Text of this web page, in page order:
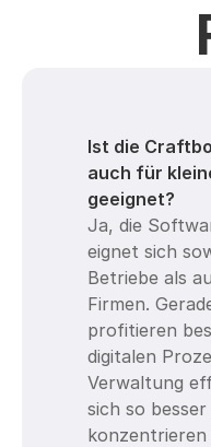
Ist die
auch für
geeignet?
Ja, die
eignet sich
Betriebe als
Firmen.
profitieren
digitalen
Verwaltung
sich so
konzentrieren